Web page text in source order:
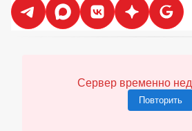
Сервер временно
Повторить